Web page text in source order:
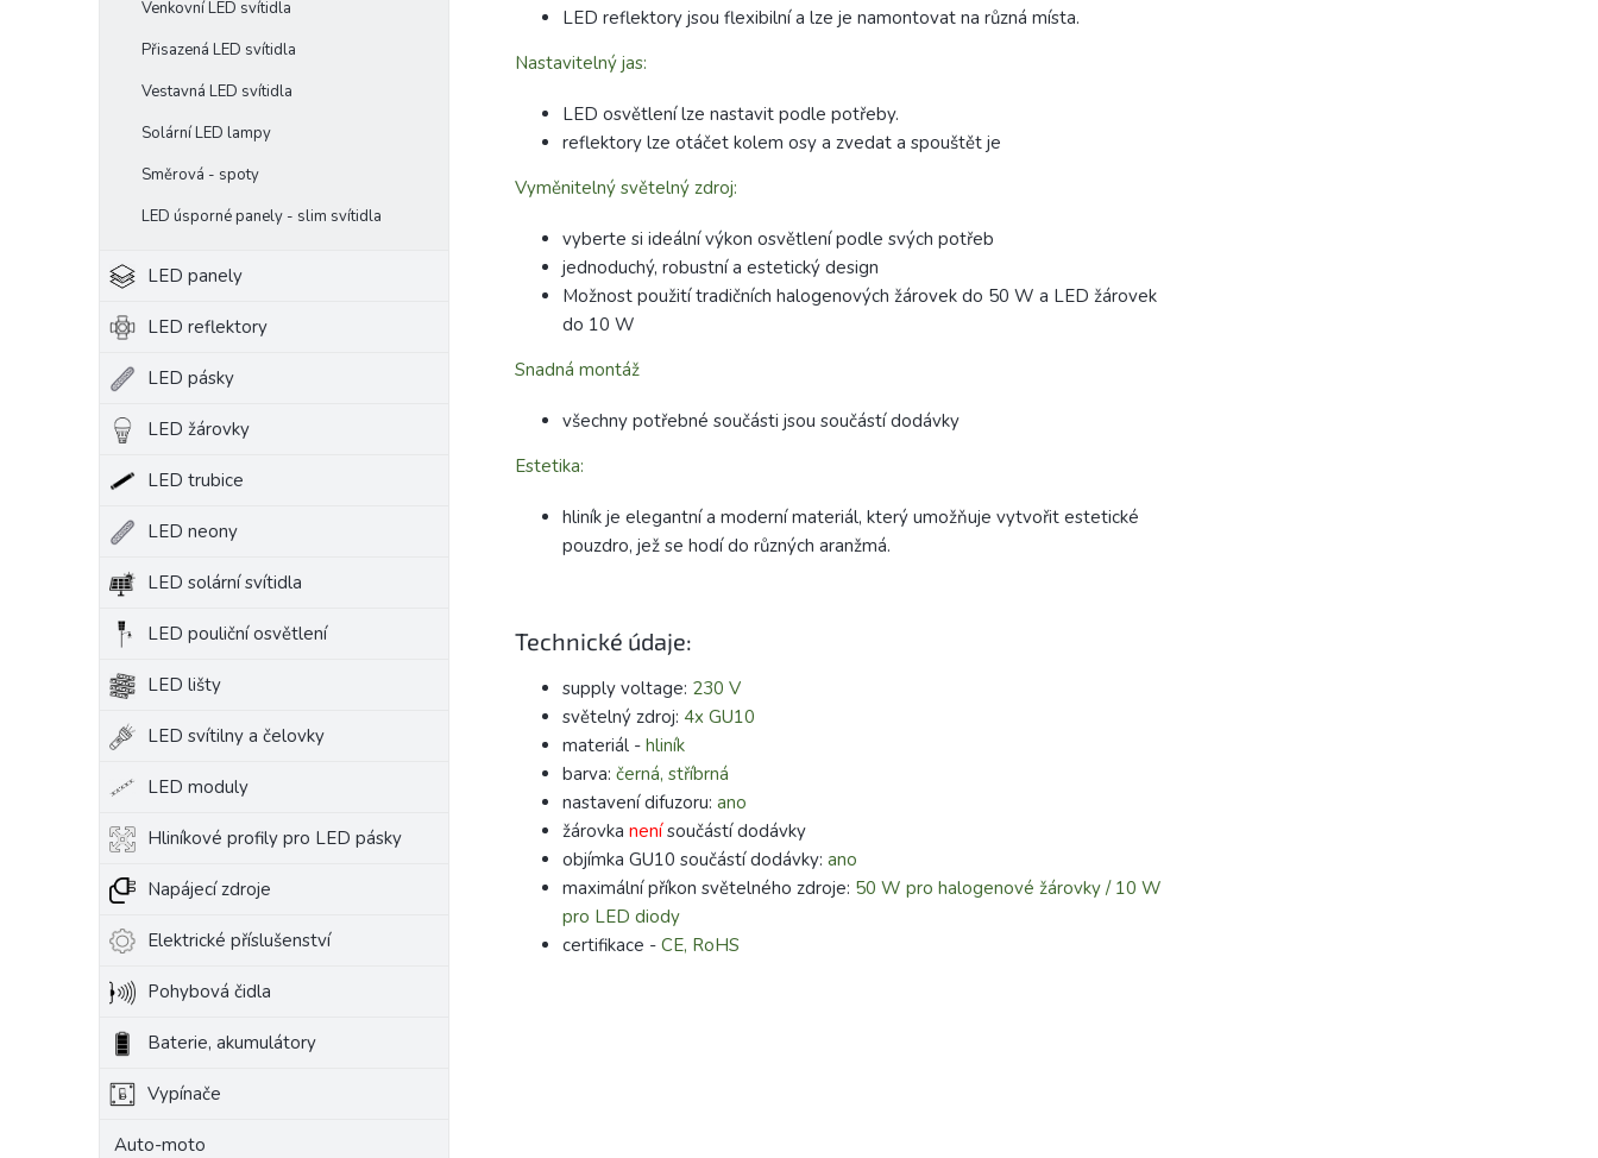
Venkovní LED svítidla
Přisazená LED svítidla
Vestavná LED svítidla
Solární LED lampy
Směrová - spoty
LED úsporné panely - slim svítidla
LED panely
LED reflektory
LED pásky
LED žárovky
LED trubice
LED neony
LED solární svítidla
LED pouliční osvětlení
LED lišty
LED svítilny a čelovky
LED moduly
Hliníkové profily pro LED pásky
Napájecí zdroje
Elektrické příslušenství
Pohybová čidla
Baterie, akumulátory
Vypínače
Auto-moto
LED reflektory jsou flexibilní a lze je namontovat na různá místa.
Nastavitelný jas:
LED osvětlení lze nastavit podle potřeby.
reflektory lze otáčet kolem osy a zvedat a spouštět je
Vyměnitelný světelný zdroj:
vyberte si ideální výkon osvětlení podle svých potřeb
jednoduchý, robustní a estetický design
Možnost použití tradičních halogenových žárovek do 50 W a LED žárovek
do 10 W
Snadná montáž
všechny potřebné součásti jsou součástí dodávky
Estetika:
hliník je elegantní a moderní materiál, který umožňuje vytvořit estetické
pouzdro, jež se hodí do různých aranžmá.
Technické údaje:
supply voltage: 230 V
světelný zdroj: 4x GU10
materiál - hliník
barva: černá, stříbrná
nastavení difuzoru: ano
žárovka nenísoučástí dodávky
objímka GU10 součástí dodávky: ano
maximální příkon světelného zdroje: 50 W pro halogenové žárovky / 10 W
pro LED diody
certifikace - CE, RoHS